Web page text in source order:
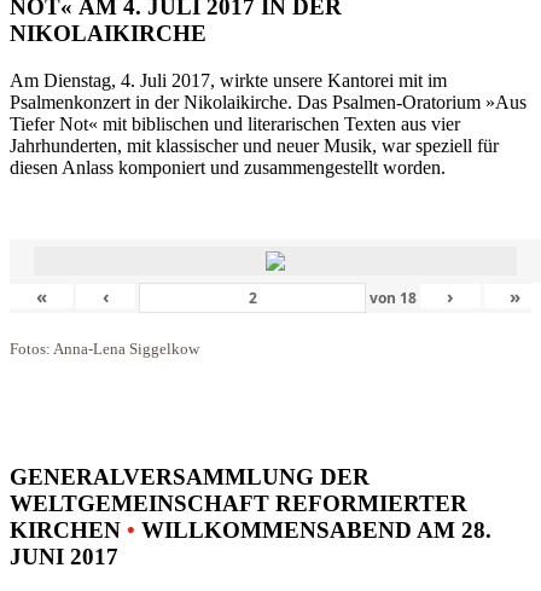
NOT« AM 4. JULI 2017 IN DER
NIKOLAIKIRCHE
Am Dienstag, 4. Juli 2017, wirkte unsere Kantorei mit im
Psalmenkonzert in der Nikolaikirche. Das Psalmen-Oratorium »Aus
Tiefer Not« mit biblischen und literarischen Texten aus vier
Jahrhunderten, mit klassischer und neuer Musik, war speziell für
diesen Anlass komponiert und zusammengestellt worden.
« ‹ von 18 › »
Fotos: Anna-Lena Siggelkow
GENERALVERSAMMLUNG DER
WELTGEMEINSCHAFT REFORMIERTER
KIRCHEN • WILLKOMMENSABEND AM 28.
JUNI 2017